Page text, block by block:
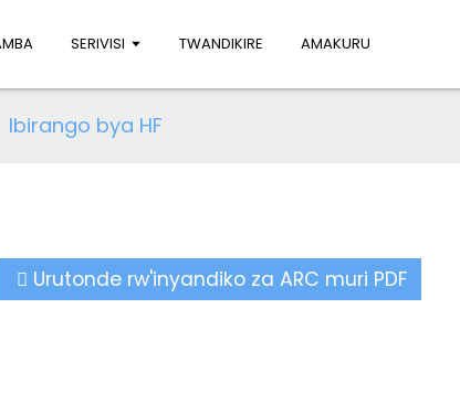
SERIVISI TWANDIKIRE AMAKURU
Ibirango bya HF
Urutonde rw'inyandiko za ARC muri PDF